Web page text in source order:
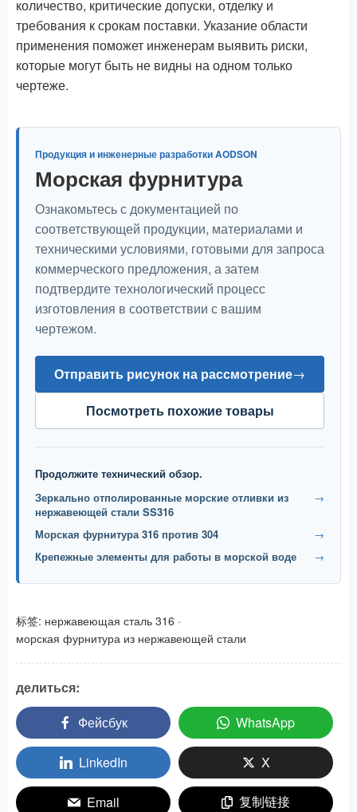
количество, критические допуски, отделку и
требования к срокам поставки. Указание области
применения поможет инженерам выявить риски,
которые могут быть не видны на одном только
чертеже.
Продукция и инженерные разработки AODSON
Морская фурнитура
Ознакомьтесь с документацией по
соответствующей продукции, материалами и
техническими условиями, готовыми для запроса
коммерческого предложения, а затем
подтвердите технологический процесс
изготовления в соответствии с вашим
чертежом.
Отправить рисунок на рассмотрение→
Посмотреть похожие товары
Продолжите технический обзор.
Зеркально отполированные морские отливки из
нержавеющей стали SS316
→
Морская фурнитура 316 против 304
→
Крепежные элементы для работы в морской воде
→
标签: нержавеющая сталь 316 ·
морская фурнитура из нержавеющей стали
делиться:
Фейсбук
WhatsApp
LinkedIn X
Email 复制链接